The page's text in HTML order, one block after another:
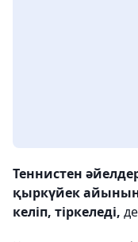
Теннистен
қыркүйек айының
келіп, тіркеледі,